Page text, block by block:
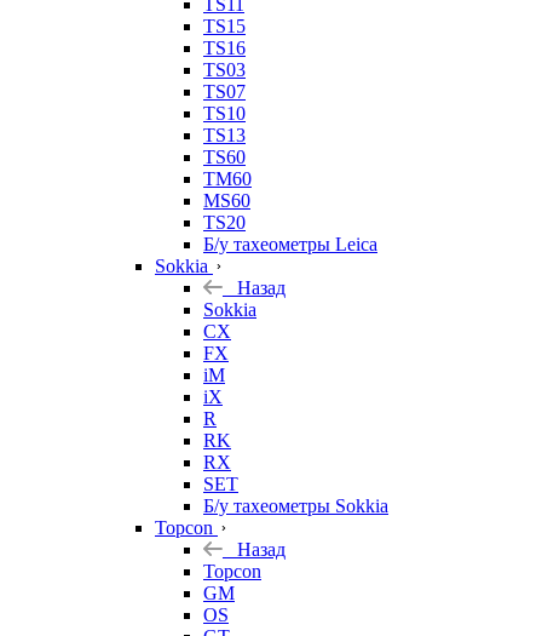
TS11
TS15
TS16
TS03
TS07
TS10
TS13
TS60
TM60
MS60
TS20
Б/у тахеометры Leica
Sokkia
Назад
Sokkia
CX
FX
iM
iX
R
RK
RX
SET
Б/у тахеометры Sokkia
Topcon
Назад
Topcon
GM
OS